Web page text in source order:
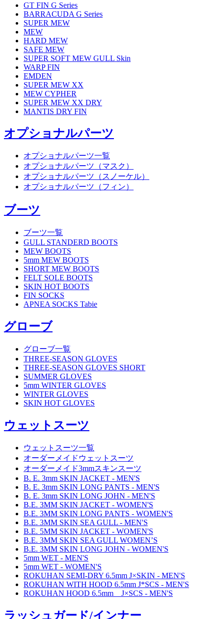
GT FIN G Series
BARRACUDA G Series
SUPER MEW
MEW
HARD MEW
SAFE MEW
SUPER SOFT MEW GULL Skin
WARP FIN
EMDEN
SUPER MEW XX
MEW CYPHER
SUPER MEW XX DRY
MANTIS DRY FIN
オプショナルパーツ
オプショナルパーツ一覧
オプショナルパーツ（マスク）
オプショナルパーツ（スノーケル）
オプショナルパーツ（フィン）
ブーツ
ブーツ一覧
GULL STANDERD BOOTS
MEW BOOTS
5mm MEW BOOTS
SHORT MEW BOOTS
FELT SOLE BOOTS
SKIN HOT BOOTS
FIN SOCKS
APNEA SOCKS Tabie
グローブ
グローブ一覧
THREE-SEASON GLOVES
THREE-SEASON GLOVES SHORT
SUMMER GLOVES
5mm WINTER GLOVES
WINTER GLOVES
SKIN HOT GLOVES
ウェットスーツ
ウェットスーツ一覧
オーダーメイドウェットスーツ
オーダーメイド3mmスキンスーツ
B. E. 3mm SKIN JACKET - MEN'S
B. E. 3mm SKIN LONG PANTS - MEN'S
B. E. 3mm SKIN LONG JOHN - MEN'S
B.E. 3MM SKIN JACKET - WOMEN'S
B.E. 3MM SKIN LONG PANTS - WOMEN'S
B.E. 3MM SKIN SEA GULL - MEN'S
B.E. 5MM SKIN JACKET - WOMEN'S
B.E. 3MM SKIN SEA GULL WOMEN’S
B.E. 3MM SKIN LONG JOHN - WOMEN'S
5mm WET - MEN'S
5mm WET - WOMEN'S
ROKUHAN SEMI-DRY 6.5mm J×SKIN - MEN'S
ROKUHAN WITH HOOD 6.5mm J*SCS - MEN'S
ROKUHAN HOOD 6.5mm J×SCS - MEN'S
ラッシュガード/インナー